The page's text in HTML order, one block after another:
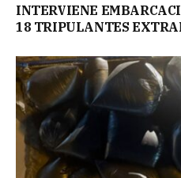
INTERVIENE
18 TRIPULANTES